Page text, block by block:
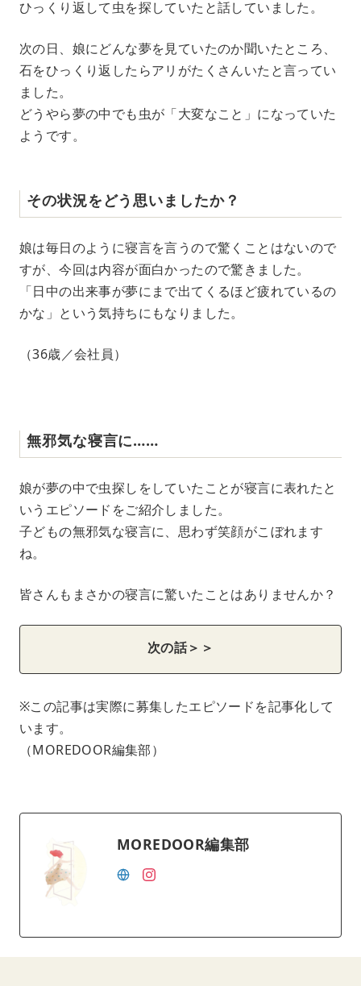
ひっくり返して虫を探していたと話していました。
次の日、娘にどんな夢を見ていたのか聞いたところ、
石をひっくり返したらアリがたくさんいたと言ってい
ました。
どうやら夢の中でも虫が「大変なこと」になっていた
ようです。
その状況をどう思いましたか？
娘は毎日のように寝言を言うので驚くことはないので
すが、今回は内容が面白かったので驚きました。
「日中の出来事が夢にまで出てくるほど疲れているの
かな」という気持ちにもなりました。
（36歳／会社員）
無邪気な寝言に……
娘が夢の中で虫探しをしていたことが寝言に表れたと
いうエピソードをご紹介しました。
子どもの無邪気な寝言に、思わず笑顔がこぼれます
ね。
皆さんもまさかの寝言に驚いたことはありませんか？
次の話＞＞
※この記事は実際に募集したエピソードを記事化して
います。
（MOREDOOR編集部）
MOREDOOR編集部